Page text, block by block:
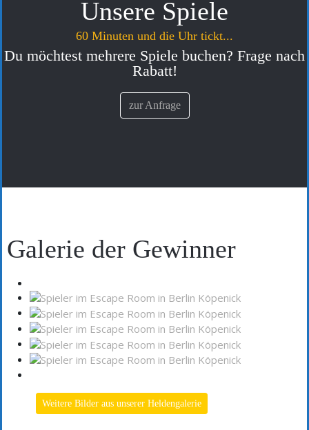
Unsere Spiele
60 Minuten und die Uhr tickt...
Du möchtest mehrere Spiele buchen? Frage nach
Rabatt!
zur Anfrage
Galerie der Gewinner
Weitere Bilder aus unserer Heldengalerie